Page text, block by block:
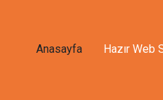
Anasayfa Hazır Web